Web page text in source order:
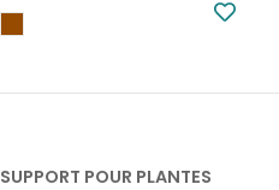
SUPPORT POUR PLANTES